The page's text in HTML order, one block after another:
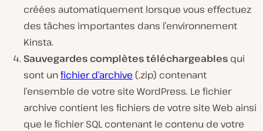
créées automatiquement lorsque vous effectuez
des tâches importantes dans l’environnement
Kinsta.
Sauvegardes complètes téléchargeables qui
sont unfichier d’archive (.zip) contenant
l’ensemble de votre site WordPress. Le fichier
archive contient les fichiers de votre site Web ainsi
que le fichier SQL contenant le contenu de votre